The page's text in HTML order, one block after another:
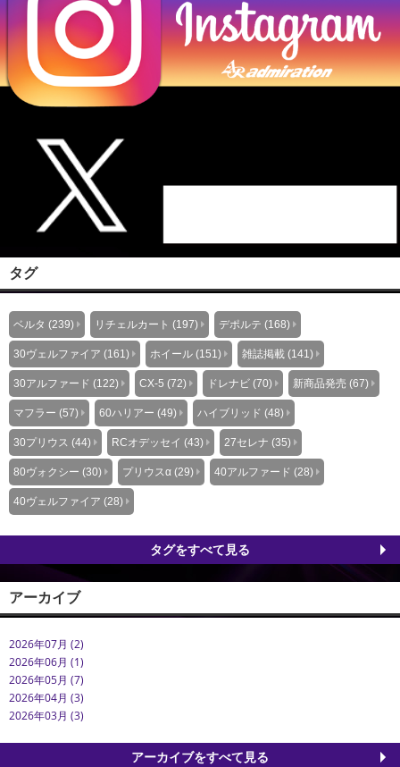
タグ
ベルタ (239) リチェルカート (197) デポルテ (168)
30ヴェルファイア (161) ホイール (151) 雑誌掲載 (141)
30アルファード (122) CX-5 (72) ドレナビ (70) 新商品発売 (67)
マフラー (57) 60ハリアー (49) ハイブリッド (48)
30プリウス (44) RCオデッセイ (43) 27セレナ (35)
80ヴォクシー (30) プリウスα (29) 40アルファード (28)
40ヴェルファイア (28)
タグをすべて見る
アーカイブ
2026年07月 (2)
2026年06月 (1)
2026年05月 (7)
2026年04月 (3)
2026年03月 (3)
アーカイブをすべて見る